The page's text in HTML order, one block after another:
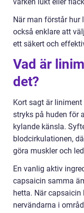
När man förstår hur
också enklare att
ett säkert och
Vad är
det?
Kort sagt är
stryks på huden för
kylande känsla.
blodcirkulationen,
göra muskler och
En vanlig aktiv
capsaicin samma
hetta. När capsaicin
nervändarna i